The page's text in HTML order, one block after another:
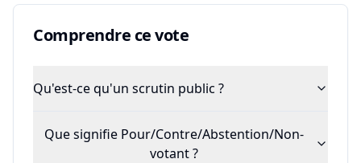
Comprendre ce vote
Qu'est-ce qu'un scrutin public ?
Que signifie Pour/Contre/Abstention/Non-
votant ?